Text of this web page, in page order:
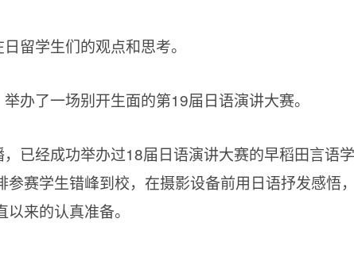
留学生们的观点和思考。
办了一场别开生面的第19届日语演讲大赛。
已经成功举办过18届日语演讲大赛的早稻田言语学
赛学生错峰到校，在摄影设备前用日语抒发感悟
来的认真准备。